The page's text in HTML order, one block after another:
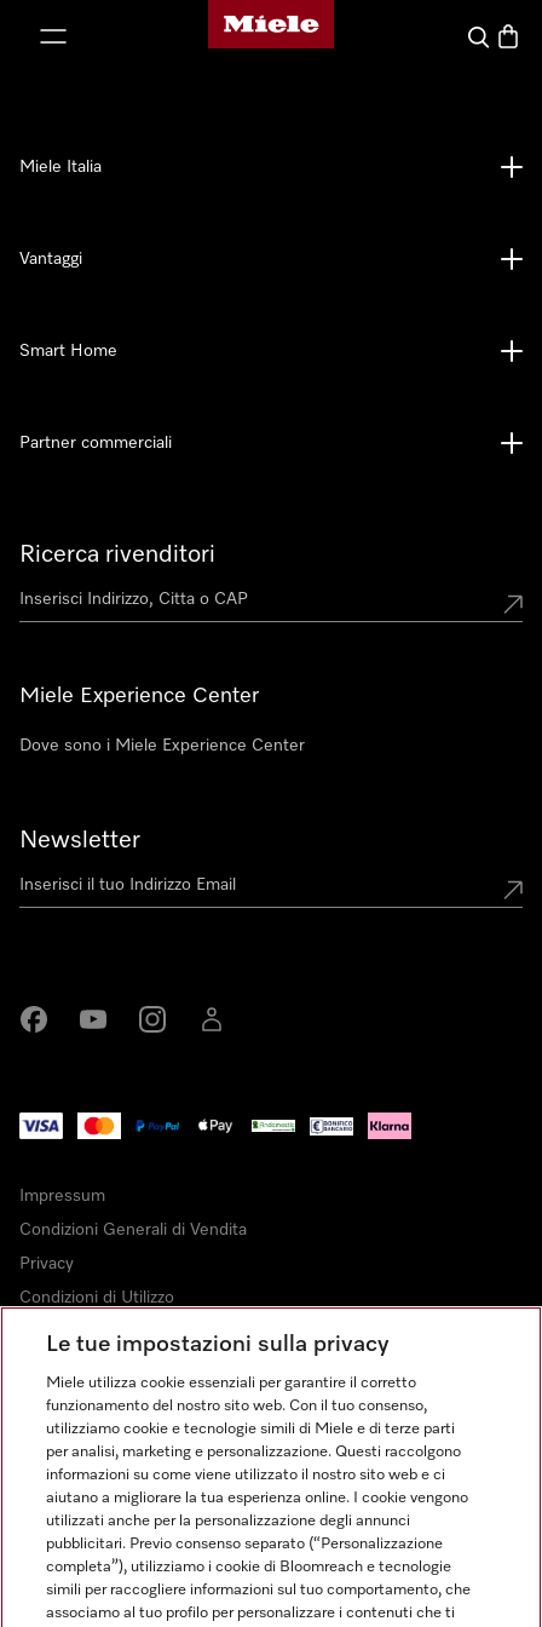
Homepage di Miele
Cerca
Ricerca rivenditori
Miele Experience Center
Dove sono i Miele Experience Center
Newsletter
Miele Italia
Vantaggi
Smart Home
Partner commerciali
Impressum
Condizioni Generali di Vendita
Privacy
Condizioni di Utilizzo
Dichiarazione di Accessibilità
Legge sui servizi digitali
Impostazioni dei cookie
FINANZIAMENTO FINO A 50 MESI CON OPZIONE 10 E TASSO
ZERO
Le tue impostazioni sulla privacy
Miele utilizza cookie essenziali per garantire il corretto
funzionamento del nostro sito web. Con il tuo consenso,
utilizziamo cookie e tecnologie simili di Miele e di terze parti
per analisi, marketing e personalizzazione. Questi raccolgono
informazioni su come viene utilizzato il nostro sito web e ci
aiutano a migliorare la tua esperienza online. I cookie vengono
utilizzati anche per la personalizzazione degli annunci
pubblicitari. Previo consenso separato (“Personalizzazione
completa”), utilizziamo i cookie di Bloomreach e tecnologie
simili per raccogliere informazioni sul tuo comportamento, che
associamo al tuo profilo per personalizzare i contenuti che ti